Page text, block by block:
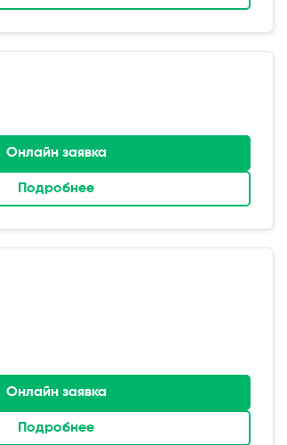
Онлайн заявка
Подробнее
Онлайн заявка
Подробнее